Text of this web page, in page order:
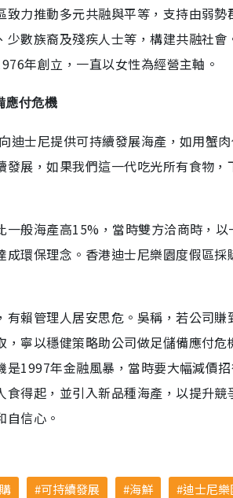
致力推動多元共融與平等，支持由弱
少數族裔及殘疾人士等，構建共融社
年創立，一直以女性為經營主軸。
應付危機
迪士尼提供可持續發展海產，如用蟹
發展，如果我們這一代吃光所有食物
一般海產高15%，當時雙方洽商時，
成環保理念。香港迪士尼樂園度假區
有賴管理人居安思危。吳稱，若公司
，寧以穩健策略助公司做足儲備應付
是1997年金融風暴，當時要大幅減價
食得起，並引入新品種海產，以提升
自信心。
可持續發展 海鮮 迪士尼樂